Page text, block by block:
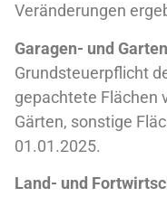
Veränderungen
Garagen- und
Grundsteuerpflicht
gepachtete Flächen
Gärten, sonstige
01.01.2025.
Land- und